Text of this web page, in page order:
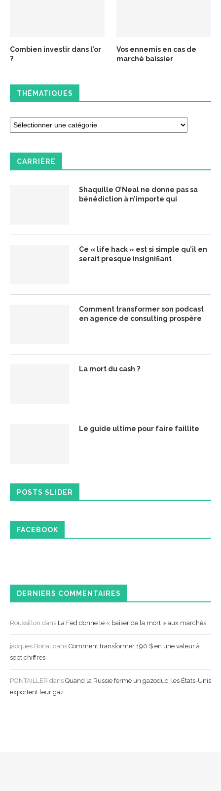
Combien investir dans l’or
?
Vos ennemis en cas de
marché baissier
THÉMATIQUES
CARRIÈRE
Shaquille O’Neal ne donne pas sa
bénédiction à n’importe qui
Ce « life hack » est si simple qu’il en
serait presque insignifiant
Comment transformer son podcast
en agence de consulting prospère
La mort du cash ?
Le guide ultime pour faire faillite
POSTS SLIDER
FACEBOOK
DERNIERS COMMENTAIRES
Roussillon dans La Fed donne le « baiser de la mort » aux marchés
jacques Bonal dans Comment transformer 190 $ en une valeur à
sept chiffres
PONTAILLER dans Quand la Russie ferme un gazoduc, les États-Unis
exportent leur gaz